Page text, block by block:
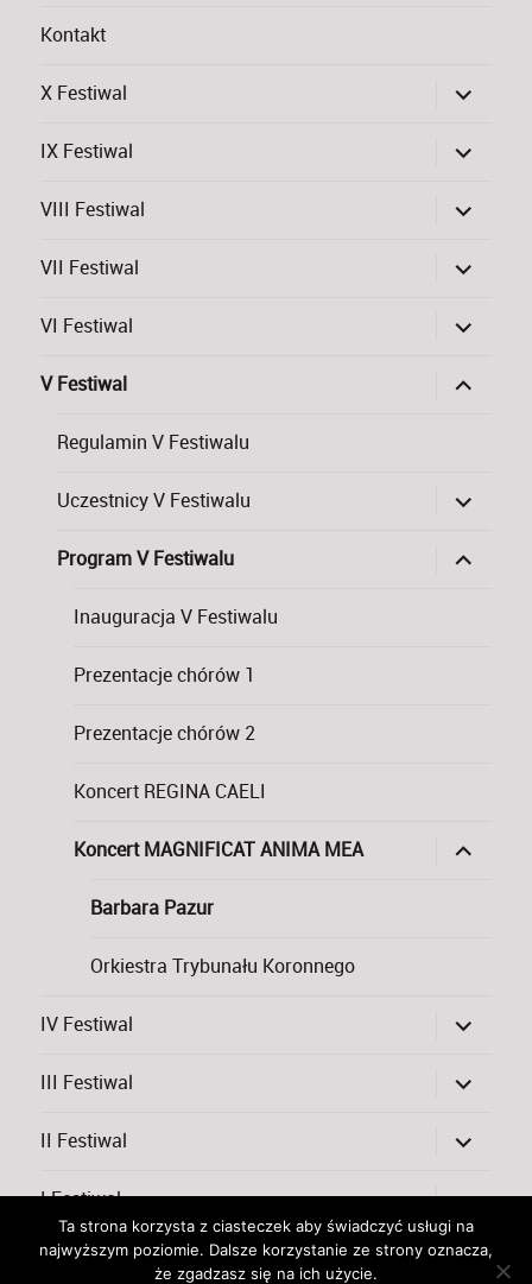
Kontakt
X Festiwal rozwiń
menu
IX Festiwal
rozwiń
menu
VIII Festiwal
rozwiń
menu
VII Festiwal
rozwiń
menu
VI Festiwal
rozwiń
menu
V Festiwal
rozwiń
menu
Regulamin V Festiwalu
Uczestnicy V Festiwalu rozwiń
menu
Program V Festiwalu
rozwiń
menu
Inauguracja V Festiwalu
Prezentacje chórów 1
Prezentacje chórów 2
Koncert REGINA CAELI
Koncert MAGNIFICAT ANIMA MEA rozwiń
menu
Barbara Pazur
Orkiestra Trybunału Koronnego
IV Festiwal rozwiń
menu
III Festiwal
rozwiń
menu
II Festiwal
rozwiń
menu
I Festiwal
rozwiń
potomne
Lubelski Festiwal Chórów Parafialnych Dumnie wspierane
Ta strona korzysta z ciasteczek aby świadczyć usługi na
najwyższym poziomie. Dalsze korzystanie ze strony oznacza,
że zgadzasz się na ich użycie.